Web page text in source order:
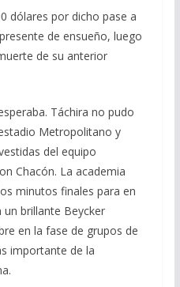
dólares por dicho pase a
de ensueño, luego
de su anterior
Táchira no pudo
Metropolitano y
del equipo
Chacón. La academia
minutos finales para en
brillante Beycker
en la fase de grupos de
importante de la